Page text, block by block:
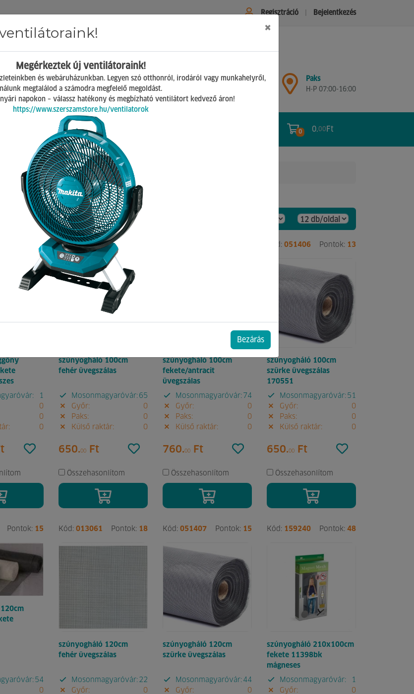
Regisztráció Bejelentkezés
ÁSZF GY.I.K. Kapcsolat
Mosonmagyaróvár
H-P 07:00-17:00
Sz 08:00-12:00
Győr
Sz 08:00-12:00
Paks
H-P 07:00-16:00
0 0.00 Ft
a listában csak akciósak
67
1
0
0
0
Kód:057221 Pontok:
szúnyogháló 100cm
fehér üvegszálas
Mosonmagyaróvár: 65
Győr:
0
Paks:
0
Külső raktár:
0
650.00 Ft
Összehasonlítom
szúnyogháló 100cm
fekete/antracit
üvegszálas
Mosonmagyaróvár: 74
Győr:
0
Paks:
0
Külső raktár:
0
760.00 Ft
Összehasonlítom
Kód: 051406 Pontok: 13
szúnyogháló 100cm
szürke üvegszálas
170551
Mosonmagyaróvár: 51
Győr:
0
Paks:
0
Külső raktár:
0
650.00 Ft
Összehasonlítom
Pontok: 15
54
0
Kód: 013061 Pontok: 18
szúnyogháló 120cm
fehér üvegszálas
Mosonmagyaróvár: 22
Győr:
0
Kód: 051407 Pontok: 15
szúnyogháló 120cm
szürke üvegszálas
Mosonmagyaróvár: 44
Győr:
0
Kód: 159240 Pontok: 48
szúnyogháló 210x100cm
fekete 11398bk
mágneses
Mosonmagyaróvár:
1
Győr:
0
×
Megérkeztek új ventilátoraink!
és webáruházunkban. Legyen szó otthonról, irodáról vagy munkahelyről,
nálunk megtalálod a számodra megfelelő megoldást.
napokon – válassz hatékony és megbízható ventilátort kedvező áron!
https://www.szerszamstore.hu/ventilatorok
Bezárás